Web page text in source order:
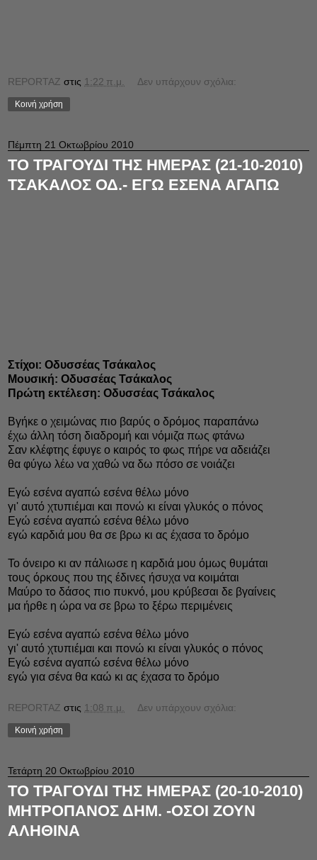
REPORTAZ στις 1:22 π.μ. Δεν υπάρχουν σχόλια:
Κοινή χρήση
Πέμπτη 21 Οκτωβρίου 2010
TO ΤΡΑΓΟΥΔΙ ΤΗΣ ΗΜΕΡΑΣ (21-10-2010)
ΤΣΑΚΑΛΟΣ ΟΔ.- ΕΓΩ ΕΣΕΝΑ ΑΓΑΠΩ
Στίχοι: Οδυσσέας Τσάκαλος
Μουσική: Οδυσσέας Τσάκαλος
Πρώτη εκτέλεση: Οδυσσέας Τσάκαλος
Βγήκε ο χειμώνας πιο βαρύς ο δρόμος παραπάνω
έχω άλλη τόση διαδρομή και νόμιζα πως φτάνω
Σαν κλέφτης έφυγε ο καιρός το φως πήρε να αδειάζει
θα φύγω λέω να χαθώ να δω πόσο σε νοιάζει
Εγώ εσένα αγαπώ εσένα θέλω μόνο
γι' αυτό χτυπιέμαι και πονώ κι είναι γλυκός ο πόνος
Εγώ εσένα αγαπώ εσένα θέλω μόνο
εγώ καρδιά μου θα σε βρω κι ας έχασα το δρόμο
Το όνειρο κι αν πάλιωσε η καρδιά μου όμως θυμάται
τους όρκους που της έδινες ήσυχα να κοιμάται
Μαύρο το δάσος πιο πυκνό, μου κρύβεσαι δε βγαίνεις
μα ήρθε η ώρα να σε βρω το ξέρω περιμένεις
Εγώ εσένα αγαπώ εσένα θέλω μόνο
γι' αυτό χτυπιέμαι και πονώ κι είναι γλυκός ο πόνος
Εγώ εσένα αγαπώ εσένα θέλω μόνο
εγώ για σένα θα καώ κι ας έχασα το δρόμο
REPORTAZ στις 1:08 π.μ. Δεν υπάρχουν σχόλια:
Κοινή χρήση
Τετάρτη 20 Οκτωβρίου 2010
ΤΟ ΤΡΑΓΟΥΔΙ ΤΗΣ ΗΜΕΡΑΣ (20-10-2010)
ΜΗΤΡΟΠΑΝΟΣ ΔΗΜ. -ΟΣΟΙ ΖΟΥΝ
ΑΛΗΘΙΝΑ